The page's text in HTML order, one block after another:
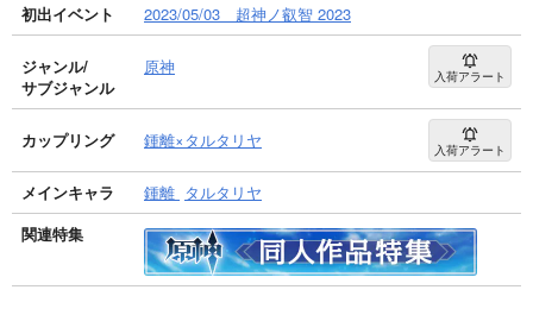
初出イベント
2023/05/03 超神ノ叡智 2023
ジャンル/
サブジャンル
原神 入荷アラート
カップリング 鍾離×タルタリヤ 入荷アラート
メインキャラ 鍾離 タルタリヤ
関連特集